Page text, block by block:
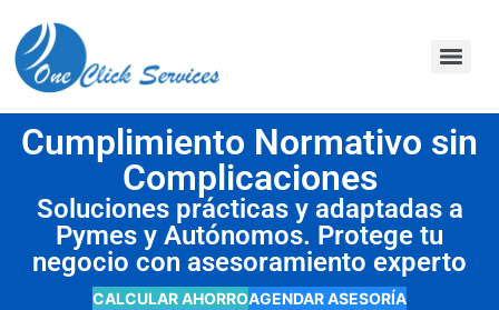
Cumplimiento Normativo sin
Complicaciones
Soluciones prácticas y adaptadas a
Pymes y Autónomos. Protege tu
negocio con asesoramiento experto
CALCULAR AHORROAGENDAR ASESORÍA